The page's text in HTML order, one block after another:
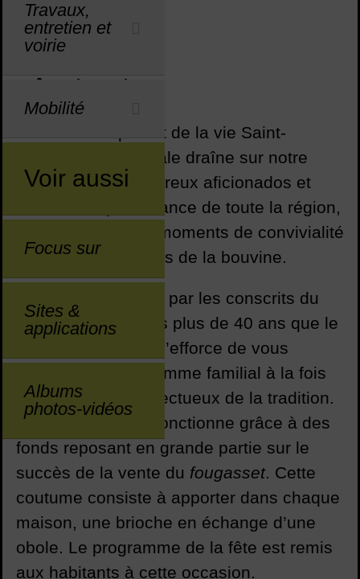
Travaux,
entretien et
voirie
Mobilité
Voir aussi
Focus sur
Sites &
applications
Albums
photos-vidéos
Sommaire
Sommaire
Fête locale
Véritable temps fort de la vie Saint-
Gilloise, la fête locale draîne sur notre
commune de nombreux aficionados et
curieux, en provenance de toute la région,
pour partager des moments de convivialité
autour des traditions de la bouvine.
Organisé au départ par les conscrits du
village, c’est depuis plus de 40 ans que le
Comité des Fêtes s’efforce de vous
proposer un programme familial à la fois
riche, varié et respectueux de la tradition.
Cette association fonctionne grâce à des
fonds reposant en grande partie sur le
succès de la vente du fougasset. Cette
coutume consiste à apporter dans chaque
maison, une brioche en échange d’une
obole. Le programme de la fête est remis
aux habitants à cette occasion.